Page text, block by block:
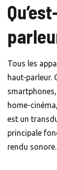
Tous les
haut-parleur.
home-
est un
principale
rendu sonore.